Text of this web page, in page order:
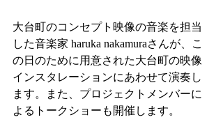
大台町のコンセプト映像の音楽を担当
した音楽家 haruka nakamuraさんが、こ
の日のために用意された大台町の映像
インスタレーションにあわせて演奏し
ます。また、プロジェクトメンバーに
よるトークショーも開催します。